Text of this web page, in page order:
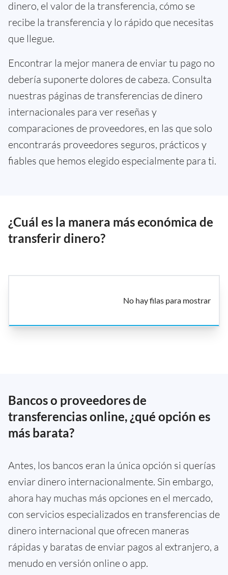
dinero, el valor de la transferencia, cómo se
recibe la transferencia y lo rápido que necesitas
que llegue.
Encontrar la mejor manera de enviar tu pago no
debería suponerte dolores de cabeza. Consulta
nuestras páginas de transferencias de dinero
internacionales para ver reseñas y
comparaciones de proveedores, en las que solo
encontrarás proveedores seguros, prácticos y
fiables que hemos elegido especialmente para ti.
¿Cuál es la manera más económica de
transferir dinero?
No hay filas para mostrar
Bancos o proveedores de
transferencias online, ¿qué opción es
más barata?
Antes, los bancos eran la única opción si querías
enviar dinero internacionalmente. Sin embargo,
ahora hay muchas más opciones en el mercado,
con servicios especializados en transferencias de
dinero internacional que ofrecen maneras
rápidas y baratas de enviar pagos al extranjero, a
menudo en versión online o app.